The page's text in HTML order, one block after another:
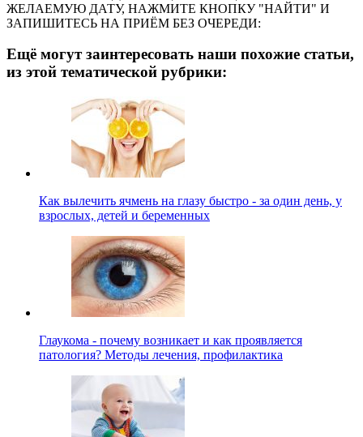
ЖЕЛАЕМУЮ ДАТУ, НАЖМИТЕ КНОПКУ "НАЙТИ" И
ЗАПИШИТЕСЬ НА ПРИЁМ БЕЗ ОЧЕРЕДИ:
Ещё могут заинтересовать наши похожие статьи,
из этой тематической рубрики:
Как вылечить ячмень на глазу быстро - за один день, у
взрослых, детей и беременных
Глаукома - почему возникает и как проявляется
патология? Методы лечения, профилактика